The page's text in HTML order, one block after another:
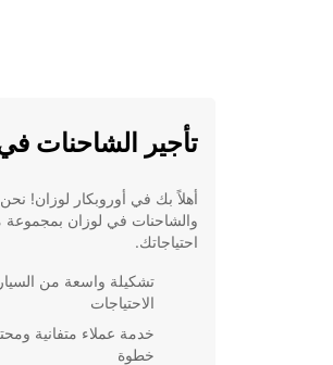
تأجير الشاحنات
أهلاً بك في أوروبكار لوزان!
والشاحنات في لوزان بمجموعة
احتياجاتك.
تشكيلة واسعة من
الاحتياجات
خدمة عملاء متفانية
خطوة